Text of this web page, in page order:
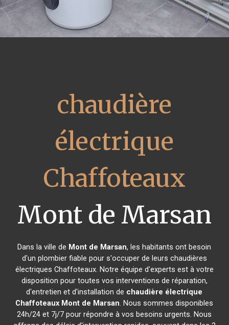
chaudière
électrique
Chaffoteaux
Mont de Marsan
Dans la ville de Mont de Marsan, les habitants ont besoin
d'un plombier fiable pour s'occuper de leurs chaudières
électriques Chaffoteaux. Notre équipe d'experts est à votre
disposition pour toutes vos interventions de réparation,
d'entretien et d'installation de chaudière électrique
Chaffoteaux Mont de Marsan. Nous sommes disponibles
24h/24 et 7j/7 pour répondre à vos besoins urgents. Nous